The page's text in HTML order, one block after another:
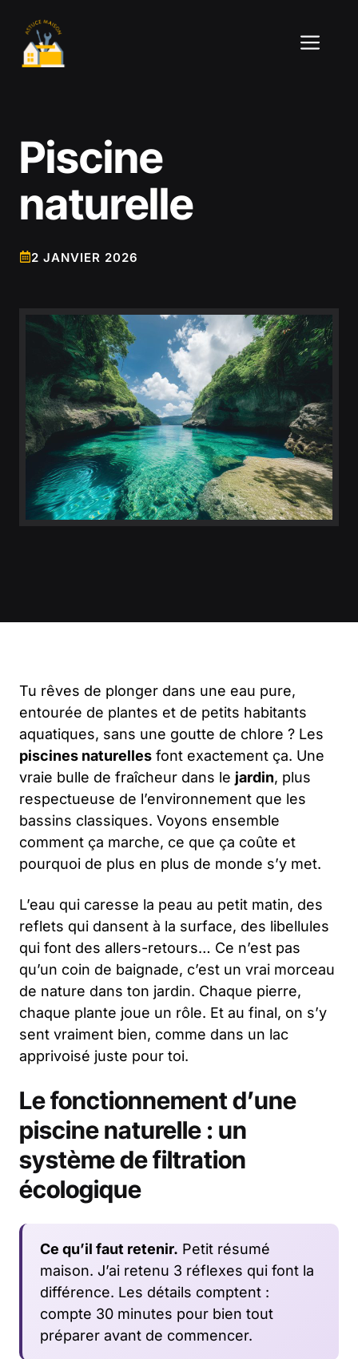
contenu
Piscine
naturelle
2 JANVIER 2026
Tu rêves de plonger dans une eau pure,
entourée de plantes et de petits habitants
aquatiques, sans une goutte de chlore ? Les
piscines naturelles font exactement ça. Une
vraie bulle de fraîcheur dans le jardin, plus
respectueuse de l’environnement que les
bassins classiques. Voyons ensemble
comment ça marche, ce que ça coûte et
pourquoi de plus en plus de monde s’y met.
L’eau qui caresse la peau au petit matin, des
reflets qui dansent à la surface, des libellules
qui font des allers-retours… Ce n’est pas
qu’un coin de baignade, c’est un vrai morceau
de nature dans ton jardin. Chaque pierre,
chaque plante joue un rôle. Et au final, on s’y
sent vraiment bien, comme dans un lac
apprivoisé juste pour toi.
Le fonctionnement d’une
piscine naturelle : un
système de filtration
écologique
Ce qu’il faut retenir. Petit résumé
maison. J’ai retenu 3 réflexes qui font la
différence. Les détails comptent :
compte 30 minutes pour bien tout
préparer avant de commencer.